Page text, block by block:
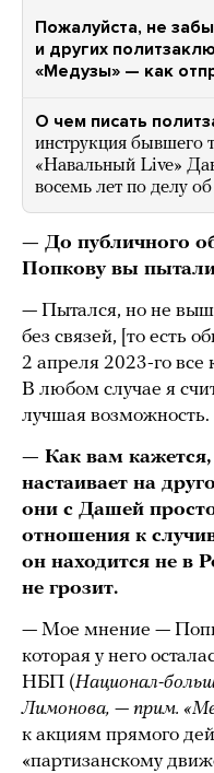
Пожалуйста, не
и других
«Медузы» — как
О чем писать
инструкция бывшего
«Навальный Live»
восемь лет по делу
— До публичного
Попкову вы
— Пытался, но не
без связей, [то есть
2 апреля 2023-го все
В любом случае я
лучшая возможность.
— Как вам
настаивает на
они с Дашей
отношения к
он находится не в
не грозит.
— Мое мнение —
которая у него
НБП (Национал-
Лимонова, — прим.
к акциям прямого
«партизанскому